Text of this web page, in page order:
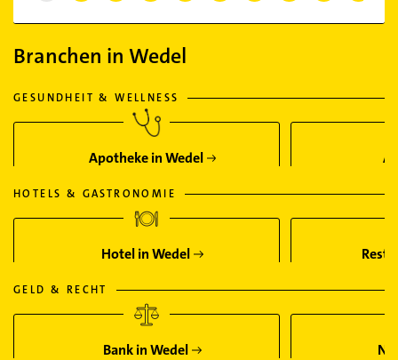
Branchen in Wedel
GESUNDHEIT & WELLNESS
Apotheke in Wedel
HOTELS & GASTRONOMIE
Hotel in Wedel
GELD & RECHT
Bank in Wedel